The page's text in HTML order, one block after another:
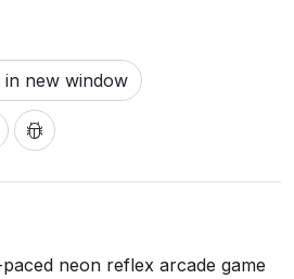
in new window
neon reflex arcade game